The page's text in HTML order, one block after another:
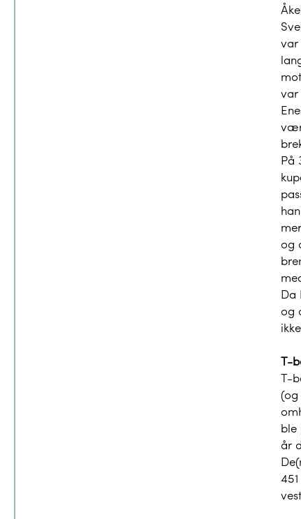
var
var
vær
På
og
Da
og
T-
T-
ble
år